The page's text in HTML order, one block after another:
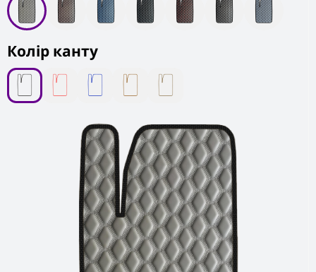
Колір канту